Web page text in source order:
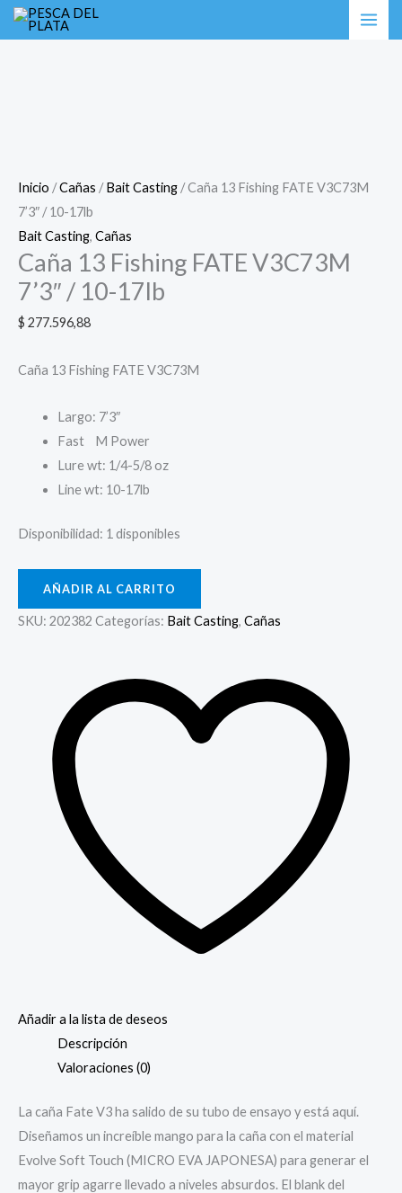
Inicio /Cañas /Bait Casting / Caña 13 Fishing FATE V3C73M
7’3″ / 10-17lb
Bait Casting, Cañas
Caña 13 Fishing FATE V3C73M
7’3″ / 10-17lb
$ 277.596,88
Caña 13 Fishing FATE V3C73M
Largo: 7’3″
Fast M Power
Lure wt: 1/4-5/8 oz
Line wt: 10-17lb
Disponibilidad: 1 disponibles
Caña
13
10-
17lb
cantidad
AÑADIR AL CARRITO
SKU: 202382 Categorías: Bait Casting, Cañas
Añadir a la lista de deseos
Descripción
Valoraciones (0)
La caña Fate V3 ha salido de su tubo de ensayo y está aquí.
Diseñamos un increíble mango para la caña con el material
Evolve Soft Touch (MICRO EVA JAPONESA) para generar el
mayor grip agarre llevado a niveles absurdos. El blank del